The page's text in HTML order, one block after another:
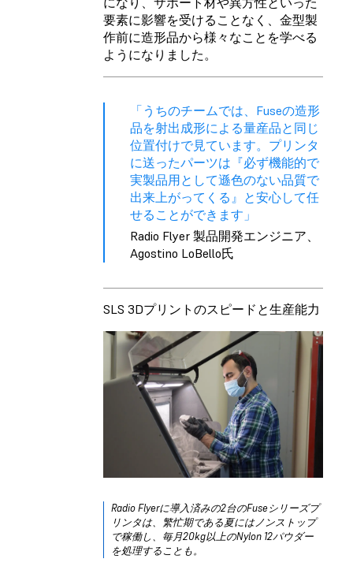
要素に影響を受けることなく、金型製
作前に造形品から様々なことを学べる
ようになりました。
「うちのチームでは、Fuseの造形
品を射出成形による量産品と同じ
位置付けで見ています。プリンタ
に送ったパーツは『必ず機能的で
実製品用として遜色のない品質で
出来上がってくる』と安心して任
せることができます」
Radio Flyer 製品開発エンジニア、
Agostino LoBello氏
SLS 3Dプリントのスピードと生産能力
Radio Flyerに導入済みの2台のFuseシリーズプ
リンタは、繁忙期である夏にはノンストップ
で稼働し、毎月20kg以上のNylon 12パウダー
を処理することも。